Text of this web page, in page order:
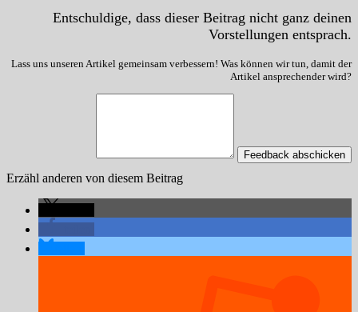
Entschuldige, dass dieser Beitrag nicht ganz deinen
Vorstellungen entsprach.
Lass uns unseren Artikel gemeinsam verbessern! Was können wir tun, damit der
Artikel ansprechender wird?
Feedback abschicken
Erzähl anderen von diesem Beitrag